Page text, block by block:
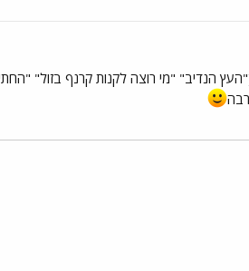
הנדיב" "מי רוצה לקנות קרנף בזול"